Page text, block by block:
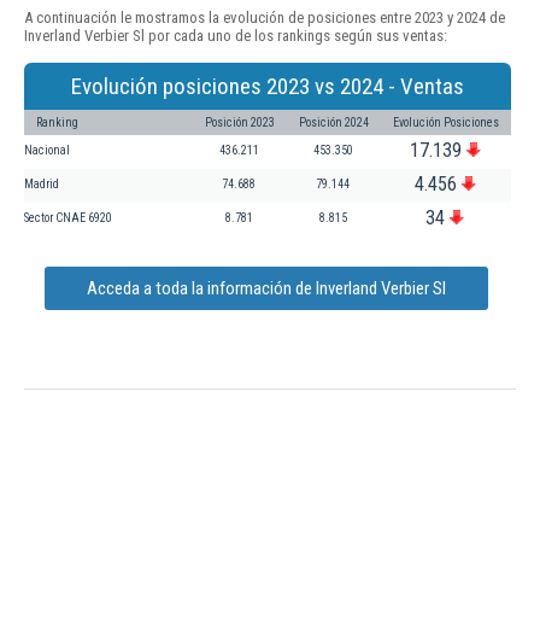
A continuación le mostramos la evolución de posiciones entre 2023 y 2024 de
Inverland Verbier Sl por cada uno de los rankings según sus ventas:
Evolución posiciones 2023 vs 2024 - Ventas
Ranking Posición 2023 Posición 2024 Evolución Posiciones
Nacional 436.211 453.350 17.139
Madrid 74.688 79.144 4.456
Sector CNAE 6920 8.781 8.815 34
Acceda a toda la información de Inverland Verbier Sl